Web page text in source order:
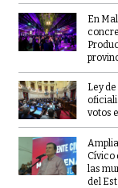
En
Ley
votos
Cívico
las
del